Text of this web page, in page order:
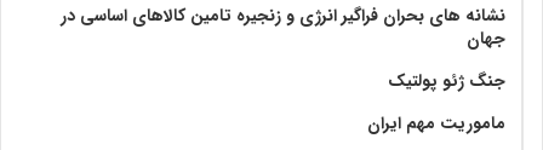
نشانه های بحران فراگیر انرژی و زنجیره تامین کالاهای اساسی در
جهان
جنگ ژئو پولتیک
ماموریت مهم ایران